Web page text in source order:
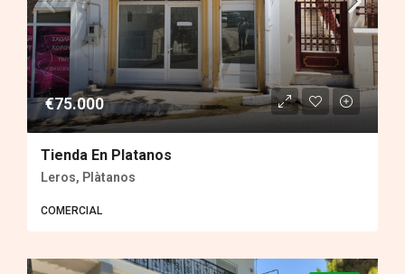
€75.000
Tienda En Platanos
Leros, Plàtanos
COMERCIAL